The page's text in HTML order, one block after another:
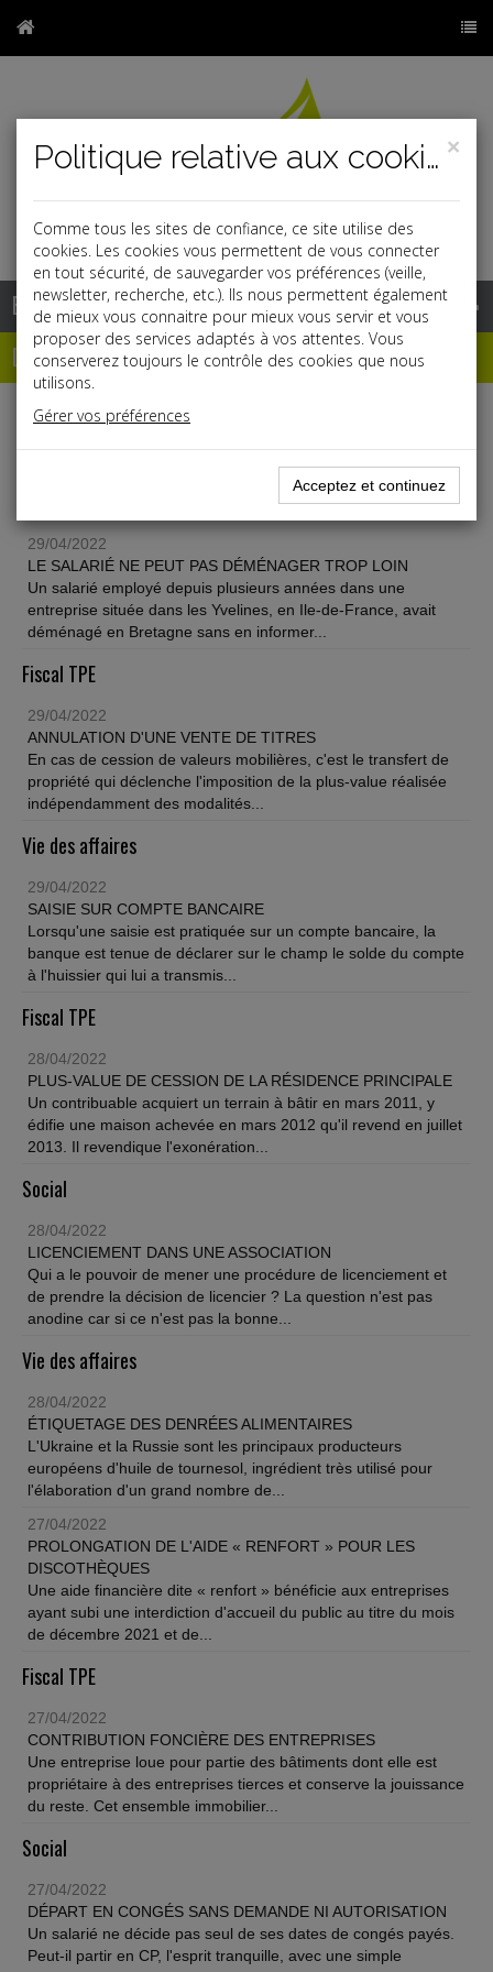
r
Base documentaire
Dépêches
Liste des dernières dépêches
29/04/2022
LE SALARIÉ NE PEUT PAS DÉMÉNAGER TROP LOIN
Un salarié employé depuis plusieurs années dans une
entreprise située dans les Yvelines, en Ile-de-France, avait
déménagé en Bretagne sans en informer...
Fiscal TPE
29/04/2022
ANNULATION D'UNE VENTE DE TITRES
En cas de cession de valeurs mobilières, c'est le transfert de
propriété qui déclenche l'imposition de la plus-value réalisée
indépendamment des modalités...
Vie des affaires
29/04/2022
SAISIE SUR COMPTE BANCAIRE
Lorsqu'une saisie est pratiquée sur un compte bancaire, la
banque est tenue de déclarer sur le champ le solde du compte
à l'huissier qui lui a transmis...
Fiscal TPE
28/04/2022
PLUS-VALUE DE CESSION DE LA RÉSIDENCE PRINCIPALE
Un contribuable acquiert un terrain à bâtir en mars 2011, y
édifie une maison achevée en mars 2012 qu'il revend en juillet
2013. Il revendique l'exonération...
Social
28/04/2022
LICENCIEMENT DANS UNE ASSOCIATION
Qui a le pouvoir de mener une procédure de licenciement et
de prendre la décision de licencier ? La question n'est pas
anodine car si ce n'est pas la bonne...
Vie des affaires
28/04/2022
ÉTIQUETAGE DES DENRÉES ALIMENTAIRES
L'Ukraine et la Russie sont les principaux producteurs
européens d'huile de tournesol, ingrédient très utilisé pour
l'élaboration d'un grand nombre de...
27/04/2022
PROLONGATION DE L'AIDE « RENFORT » POUR LES
DISCOTHÈQUES
Une aide financière dite « renfort » bénéficie aux entreprises
ayant subi une interdiction d'accueil du public au titre du mois
de décembre 2021 et de...
Fiscal TPE
27/04/2022
CONTRIBUTION FONCIÈRE DES ENTREPRISES
Une entreprise loue pour partie des bâtiments dont elle est
propriétaire à des entreprises tierces et conserve la jouissance
du reste. Cet ensemble immobilier...
Social
27/04/2022
DÉPART EN CONGÉS SANS DEMANDE NI AUTORISATION
Un salarié ne décide pas seul de ses dates de congés payés.
Peut-il partir en CP, l'esprit tranquille, avec une simple
×
Politique relative aux cookies
Comme tous les sites de confiance, ce site utilise des
cookies. Les cookies vous permettent de vous connecter
en tout sécurité, de sauvegarder vos préférences (veille,
newsletter, recherche, etc.). Ils nous permettent également
de mieux vous connaitre pour mieux vous servir et vous
proposer des services adaptés à vos attentes. Vous
conserverez toujours le contrôle des cookies que nous
utilisons.
Gérer vos préférences
Acceptez et continuez